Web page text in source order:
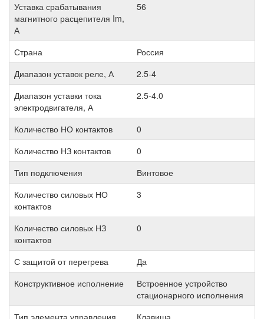
Уставка срабатывания
магнитного расцепителя Im,
А
56
Страна
Россия
Диапазон уставок реле, А
2.5-4
Диапазон уставки тока
электродвигателя, А
2.5-4.0
Количество НО контактов
0
Количество НЗ контактов
0
Тип подключения
Винтовое
Количество силовых НО
контактов
3
Количество силовых НЗ
контактов
0
С защитой от перегрева
Да
Конструктивное исполнение
Встроенное устройство
стационарного исполнения